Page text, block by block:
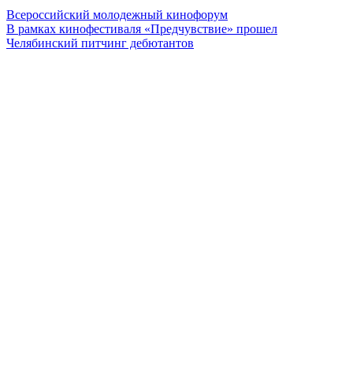
Всероссийский молодежный кинофорум
В рамках кинофестиваля «Предчувствие» прошел
Челябинский питчинг дебютантов